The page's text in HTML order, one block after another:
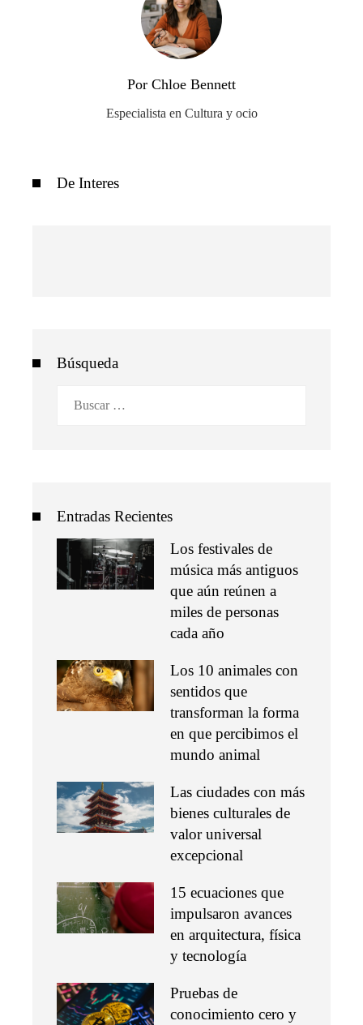
Por Chloe Bennett
Especialista en Cultura y ocio
De Interes
Búsqueda
Entradas Recientes
Los festivales de
música más antiguos
que aún reúnen a
miles de personas
cada año
Los 10 animales con
sentidos que
transforman la forma
en que percibimos el
mundo animal
Las ciudades con más
bienes culturales de
valor universal
excepcional
15 ecuaciones que
impulsaron avances
en arquitectura, física
y tecnología
Pruebas de
conocimiento cero y